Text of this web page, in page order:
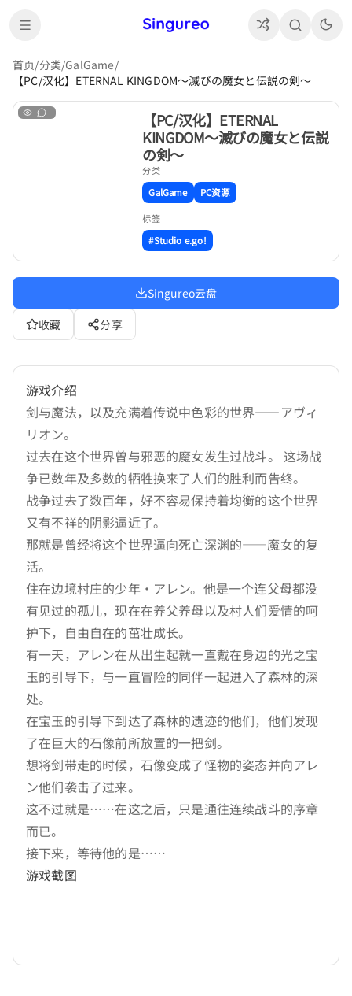
首页/分类/GalGame/
【PC/汉化】ETERNAL KINGDOM～滅びの魔女と伝説の剣～
【PC/汉化】ETERNAL
KINGDOM～滅びの魔女と伝説
の剣～
分类
GalGame
PC资源
标签
#Studio e.go!
Singureo云盘
收藏
分享
游戏介绍
剑与魔法，以及充满着传说中色彩的世界——アヴィ
リオン。
过去在这个世界曾与邪恶的魔女发生过战斗。 这场战
争已数年及多数的牺牲换来了人们的胜利而告终。
战争过去了数百年，好不容易保持着均衡的这个世界
又有不祥的阴影逼近了。
那就是曾经将这个世界逼向死亡深渊的——魔女的复
活。
住在边境村庄的少年·アレン。他是一个连父母都没
有见过的孤儿，现在在养父养母以及村人们爱情的呵
护下，自由自在的茁壮成长。
有一天，アレン在从出生起就一直戴在身边的光之宝
玉的引导下，与一直冒险的同伴一起进入了森林的深
处。
在宝玉的引导下到达了森林的遗迹的他们，他们发现
了在巨大的石像前所放置的一把剑。
想将剑带走的时候，石像变成了怪物的姿态并向アレ
ン他们袭击了过来。
这不过就是……在这之后，只是通往连续战斗的序章
而已。
接下来，等待他的是……
游戏截图